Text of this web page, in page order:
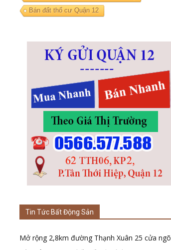
Bán đất thổ cư Quận 12
Tin Tức Bất Động Sản
Mở rộng 2,8km đường Thạnh Xuân 25 cửa ngõ